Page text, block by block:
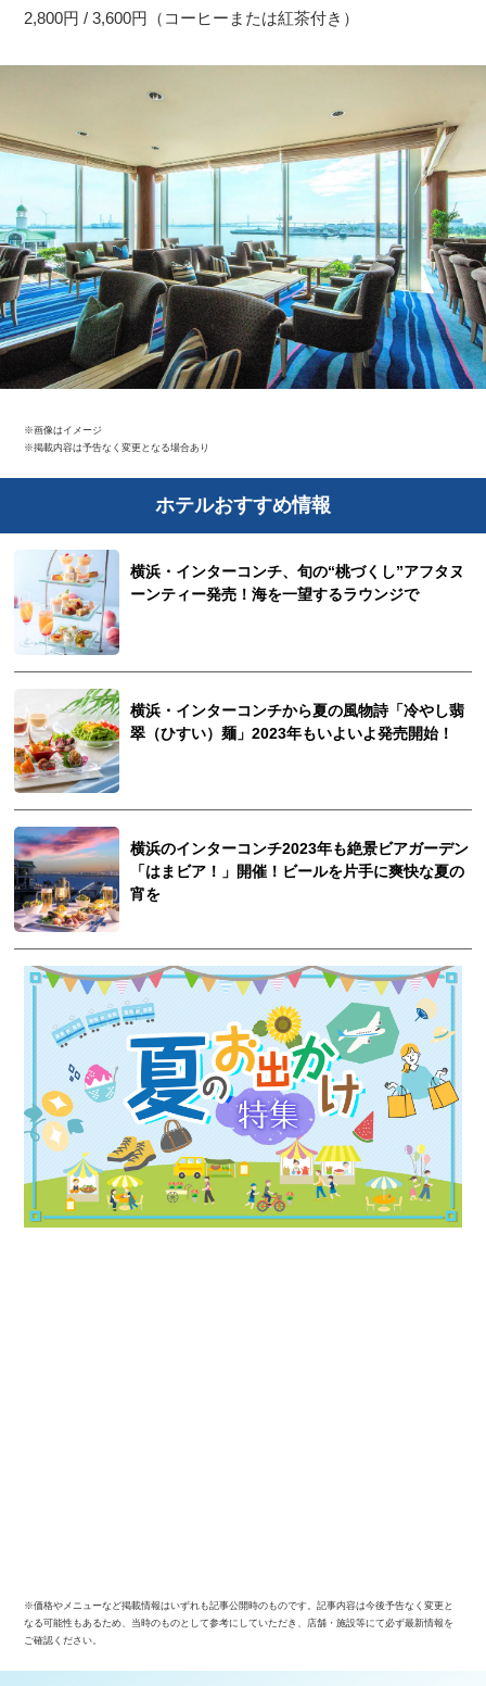
2,800円 / 3,600円（コーヒーまたは紅茶付き）
※画像はイメージ
※掲載内容は予告なく変更となる場合あり
ホテルおすすめ情報
横浜・インターコンチ、旬の“桃づくし”アフタヌ
ーンティー発売！海を一望するラウンジで
横浜・インターコンチから夏の風物詩「冷やし翡
翠（ひすい）麺」2023年もいよいよ発売開始！
横浜のインターコンチ2023年も絶景ビアガーデン
「はまビア！」開催！ビールを片手に爽快な夏の
宵を
※価格やメニューなど掲載情報はいずれも記事公開時のものです。記事内容は今後予告なく変更と
なる可能性もあるため、当時のものとして参考にしていただき、店舗・施設等にて必ず最新情報を
ご確認ください。